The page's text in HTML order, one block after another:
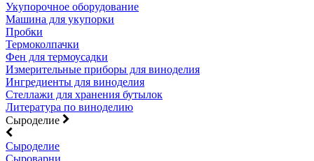
Укупорочное оборудование
Машина для укупорки
Пробки
Термоколпачки
Фен для термоусадки
Измерительные приборы для виноделия
Ингредиенты для виноделия
Стеллажи для хранения бутылок
Литература по виноделию
Сыроделие
Сыроделие
Сыроварни